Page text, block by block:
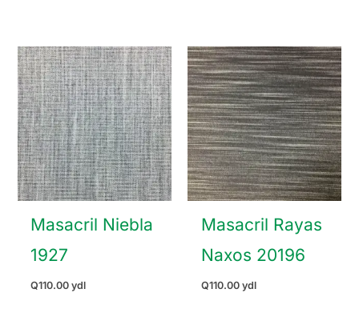
Masacril Niebla
1927
Q110.00 ydl
Masacril Rayas
Naxos 20196
Q110.00 ydl